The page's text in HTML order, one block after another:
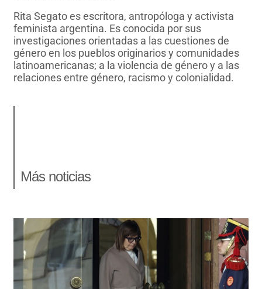
Rita Segato es escritora, antropóloga y activista
feminista argentina. Es conocida por sus
investigaciones orientadas a las cuestiones de
género en los pueblos originarios y comunidades
latinoamericanas; a la violencia de género y a las
relaciones entre género, racismo y colonialidad.
Más noticias